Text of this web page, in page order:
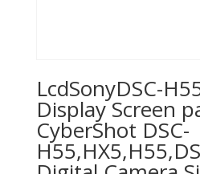
LcdSonyDSC-
Display Screen
CyberShot DSC-